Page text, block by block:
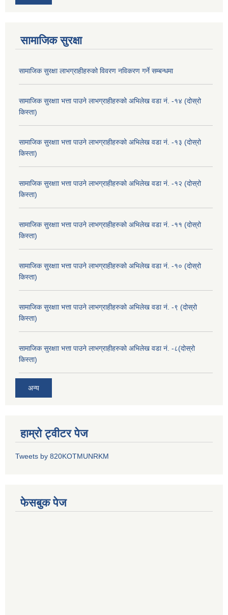
सामाजिक सुरक्षा
सामाजिक सुरक्षा लाभग्राहीहरुको विवरण नविकरण गर्ने सम्बन्धमा
सामाजिक सुरक्षाा भत्ता पाउने लाभग्राहीहरुको अभिलेख वडा नं. -१४ (दोस्रो
किस्ता)
सामाजिक सुरक्षाा भत्ता पाउने लाभग्राहीहरुको अभिलेख वडा नं. -१३ (दोस्रो
किस्ता)
सामाजिक सुरक्षाा भत्ता पाउने लाभग्राहीहरुको अभिलेख वडा नं. -१२ (दोस्रो
किस्ता)
सामाजिक सुरक्षाा भत्ता पाउने लाभग्राहीहरुको अभिलेख वडा नं. -११ (दोस्रो
किस्ता)
सामाजिक सुरक्षाा भत्ता पाउने लाभग्राहीहरुको अभिलेख वडा नं. -१० (दोस्रो
किस्ता)
सामाजिक सुरक्षाा भत्ता पाउने लाभग्राहीहरुको अभिलेख वडा नं. -९ (दोस्रो
किस्ता)
सामाजिक सुरक्षाा भत्ता पाउने लाभग्राहीहरुको अभिलेख वडा नं. -८(दोस्रो
किस्ता)
अन्य
हाम्रो ट्वीटर पेज
Tweets by 820KOTMUNRKM
फेसबुक पेज